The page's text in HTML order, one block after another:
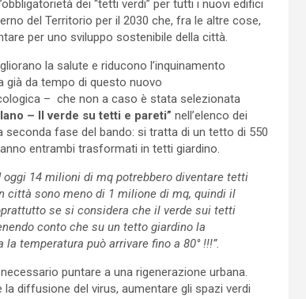
dei “tetti verdi” per tutti i nuovi edifici
del Territorio per il 2030 che, fra le altre cose,
per uno sviluppo sostenibile della città.
la salute e riducono l’inquinamento
già da tempo di questo nuovo
– che non a caso è stata selezionata
– Il verde su tetti e pareti” nell’elenco dei
fase del bando: si tratta di un tetto di 550
entrambi trasformati in tetti giardino.
14 milioni di mq potrebbero diventare tetti
città sono meno di 1 milione di mq, quindi il
se si considera che il verde sui tetti
conto che su un tetto giardino la
temperatura può arrivare fino a 80° !!!”.
puntare a una rigenerazione urbana.
diffusione del virus, aumentare gli spazi verdi